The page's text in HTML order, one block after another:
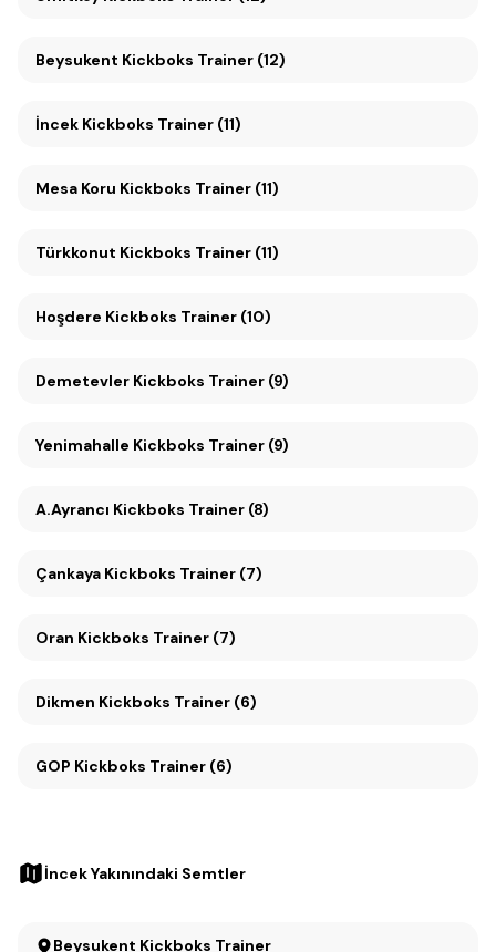
Beysukent Kickboks Trainer (12)
İncek Kickboks Trainer (11)
Mesa Koru Kickboks Trainer (11)
Türkkonut Kickboks Trainer (11)
Hoşdere Kickboks Trainer (10)
Demetevler Kickboks Trainer (9)
Yenimahalle Kickboks Trainer (9)
A.Ayrancı Kickboks Trainer (8)
Çankaya Kickboks Trainer (7)
Oran Kickboks Trainer (7)
Dikmen Kickboks Trainer (6)
GOP Kickboks Trainer (6)
İncek Yakınındaki Semtler
Beysukent Kickboks Trainer